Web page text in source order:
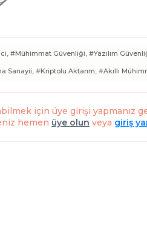
#Mühimmat Güvenliği, #Yazılım
Sanayii, #Kriptolu Aktarım, #Akıllı
için üye girişi yapmanız
hemen üye olun veya giriş